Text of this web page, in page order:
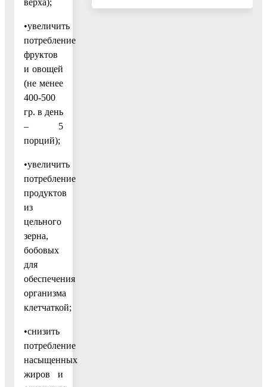
•увеличить
потребление
фруктов
и овощей
(не менее
400-500
гр. в день
– 5
порций);
•увеличить
потребление
продуктов
из
цельного
зерна,
бобовых
для
обеспечения
организма
клетчаткой;
•снизить
потребление
насыщенных
жиров и